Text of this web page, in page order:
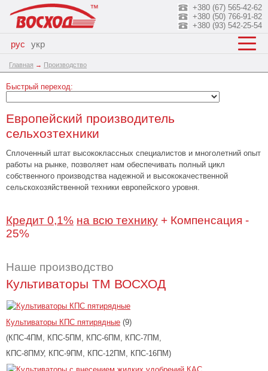
рус укр
+380 (67) 565-42-62
+380 (50) 766-91-82
+380 (93) 542-25-54
Главная → Производство
Быстрый переход:
Европейский производитель
сельхозтехники
Сплоченный штат высококлассных специалистов и многолетний опыт
работы на рынке, позволяет нам обеспечивать полный цикл
собственного производства надежной и высококачественной
сельскохозяйственной техники европейского уровня.
Кредит 0,1% на всю технику + Компенсация -
25%
Наше производство
Культиваторы ТМ ВОСХОД
Культиваторы КПС пятирядные (9)
(КПС-4ПМ, КПС-5ПМ, КПС-6ПМ, КПС-7ПМ,
КПС-8ПМУ, КПС-9ПМ, КПС-12ПМ, КПС-16ПМ)